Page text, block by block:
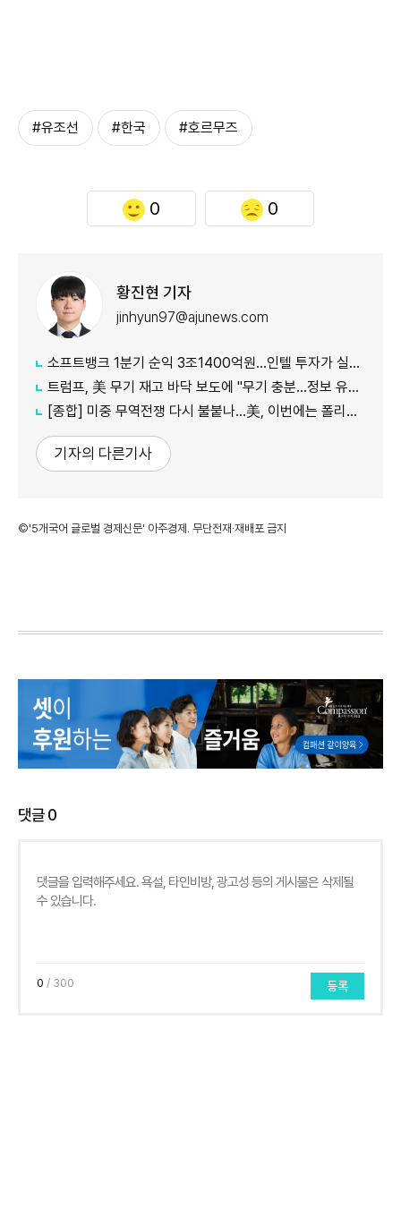
#유조선 #한국 #호르무즈
0 0
황진현 기자
jinhyun97@ajunews.com
소프트뱅크 1분기 순익 3조1400억원…인텔 투자가 실적 견인
트럼프, 美 무기 재고 바닥 보도에 "무기 충분…정보 유출자에 장기형"
[종합] 미중 무역전쟁 다시 불붙나…美, 이번에는 폴리실리콘 관세 15% 추진
기자의 다른기사
©'5개국어 글로벌 경제신문' 아주경제. 무단전재·재배포 금지
댓글0
0 / 300 등록